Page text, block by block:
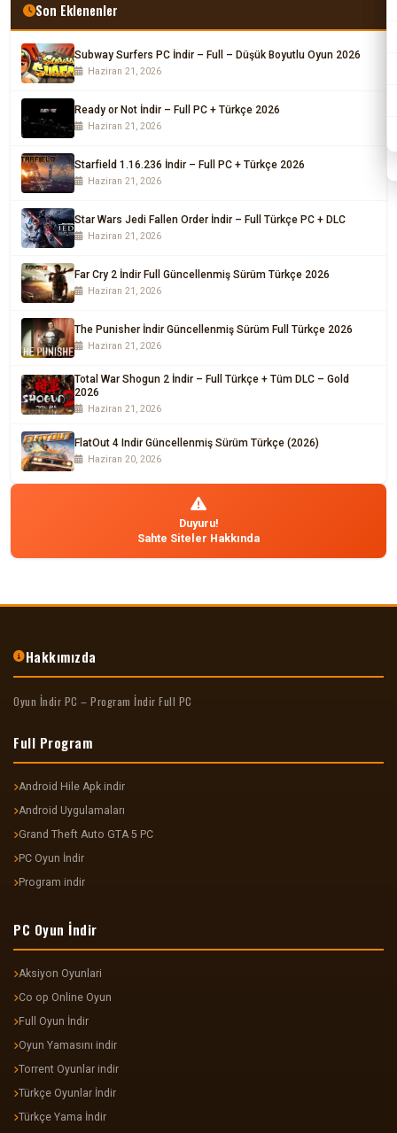
Son Eklenenler
Subway Surfers PC İndir – Full – Düşük Boyutlu Oyun 2026
Haziran 21, 2026
Ready or Not İndir – Full PC + Türkçe 2026
Haziran 21, 2026
Starfield 1.16.236 İndir – Full PC + Türkçe 2026
Haziran 21, 2026
Star Wars Jedi Fallen Order İndir – Full Türkçe PC + DLC
Haziran 21, 2026
Far Cry 2 İndir Full Güncellenmiş Sürüm Türkçe 2026
Haziran 21, 2026
The Punisher İndir Güncellenmiş Sürüm Full Türkçe 2026
Haziran 21, 2026
Total War Shogun 2 İndir – Full Türkçe + Tüm DLC – Gold
2026
Haziran 21, 2026
FlatOut 4 Indir Güncellenmiş Sürüm Türkçe (2026)
Haziran 20, 2026
Duyuru!
Sahte Siteler Hakkında
Hakkımızda
Oyun İndir PC – Program İndir Full PC
Full Program
Android Hile Apk indir
Android Uygulamaları
Grand Theft Auto GTA 5 PC
PC Oyun İndir
Program indir
PC Oyun İndir
Aksiyon Oyunlari
Co op Online Oyun
Full Oyun İndir
Oyun Yamasını indir
Torrent Oyunlar indir
Türkçe Oyunlar İndir
Türkçe Yama İndir